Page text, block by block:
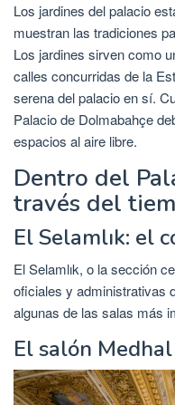
Los jardines del palacio
muestran las tradiciones
Los jardines sirven como
calles concurridas de la
serena del palacio en sí.
Palacio de Dolmabahçe
espacios al aire libre.
Dentro del
través del
El Selamlık: el
El Selamlık, o la sección
oficiales y administrativas
algunas de las salas más
El salón Medhal